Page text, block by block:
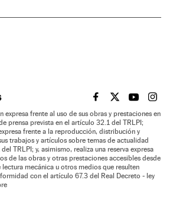
EL PAÍS BRASIL EN
EL PAÍSEL PAÍS
EL
expresa frente al uso de sus obras y prestaciones en
prensa prevista en el artículo 32.1 del TRLPI;
frente a la reproducción, distribución y
trabajos y artículos sobre temas de actualidad
TRLPI; y, asimismo, realiza una reserva expresa
de las obras y otras prestaciones accesibles desde
mecánica u otros medios que resulten
con el artículo 67.3 del Real Decreto - ley